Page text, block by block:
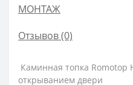
МОНТАЖ
Отзывов (0)
Каминная топка Romotop
открыванием двери